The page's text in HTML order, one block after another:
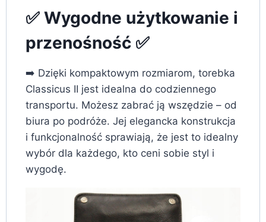
✅ Wygodne użytkowanie i
przenośność ✅
➡️ Dzięki kompaktowym rozmiarom, torebka
Classicus II jest idealna do codziennego
transportu. Możesz zabrać ją wszędzie – od
biura po podróże. Jej elegancka konstrukcja
i funkcjonalność sprawiają, że jest to idealny
wybór dla każdego, kto ceni sobie styl i
wygodę.